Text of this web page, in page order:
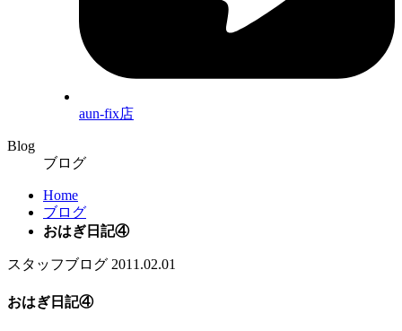
aun-fix店
Blog
ブログ
Home
ブログ
おはぎ日記④
スタッフブログ 2011.02.01
おはぎ日記④